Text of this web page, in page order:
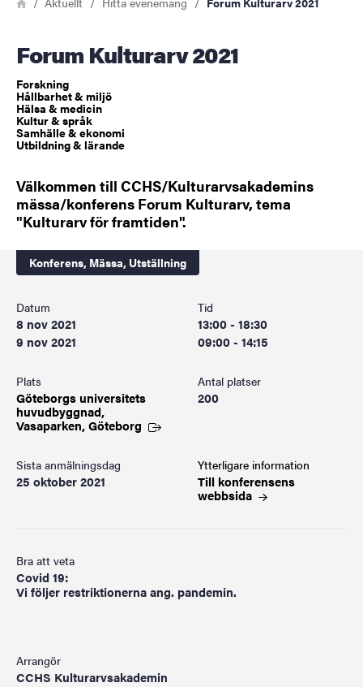
Forum Kulturarv 2021
Forskning
Hållbarhet & miljö
Hälsa & medicin
Kultur & språk
Samhälle & ekonomi
Utbildning & lärande
Välkommen till CCHS/Kulturarvsakademins
mässa/konferens Forum Kulturarv, tema
"Kulturarv för framtiden".
Konferens, Mässa, Utställning
Datum
8 nov 2021
9 nov 2021
Tid
13:00 - 18:30
09:00 - 14:15
Plats
Göteborgs universitets
huvudbyggnad,
Vasaparken,Göteborg
Antal platser
200
Sista anmälningsdag
25 oktober 2021
Ytterligare information
Till konferensens
webbsida
Bra att veta
Covid 19:
Vi följer restriktionerna ang. pandemin.
Arrangör
CCHS Kulturarvsakademin